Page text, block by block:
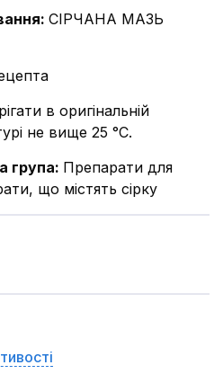
: СІРЧАНА МАЗЬ
в оригінальній
не вище 25 °С.
група: Препарати для
що містять сірку